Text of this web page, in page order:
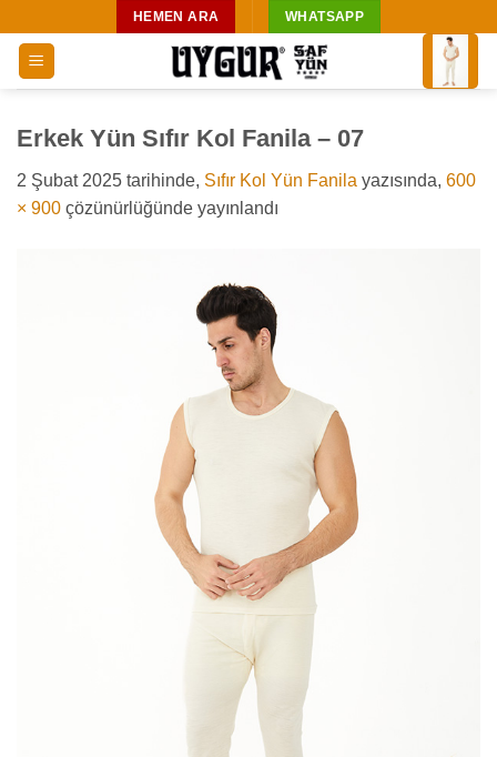
atla
HEMEN ARA WHATSAPP
Erkek Yün Sıfır Kol Fanila – 07
2 Şubat 2025 tarihinde, Sıfır Kol Yün Fanila yazısında, 600
× 900 çözünürlüğünde yayınlandı